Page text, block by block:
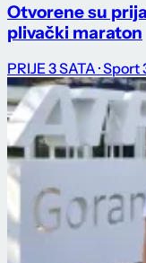
Otvorene su
plivački maraton
PRIJE 3 SATA · Sport